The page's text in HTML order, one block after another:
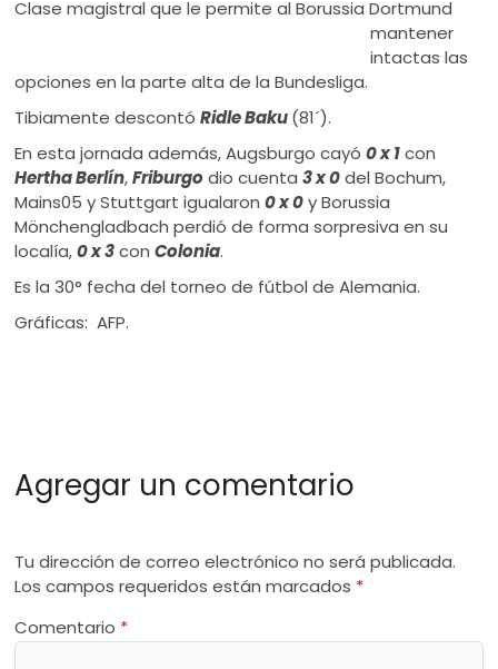
Clase magistral que le permite al Borussia Dortmund
mantener
intactas las
opciones en la parte alta de la Bundesliga.
Tibiamente descontóRidle Baku(81´).
En esta jornada además, Augsburgo cayó0 x 1 con
Hertha Berlín,Friburgodio cuenta3 x 0del Bochum,
Mains05 y Stuttgart igualaron0 x 0y Borussia
Mönchengladbach perdió de forma sorpresiva en su
localía,0 x 3conColonia.
Es la 30° fecha del torneo de fútbol de Alemania.
Gráficas: AFP.
Agregar un comentario
Tu dirección de correo electrónico no será publicada.
Los campos requeridos están marcados *
Comentario *